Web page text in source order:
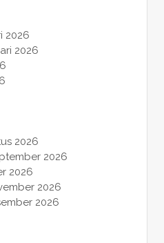
2026
2026
2026
2026
2026
2026
2026